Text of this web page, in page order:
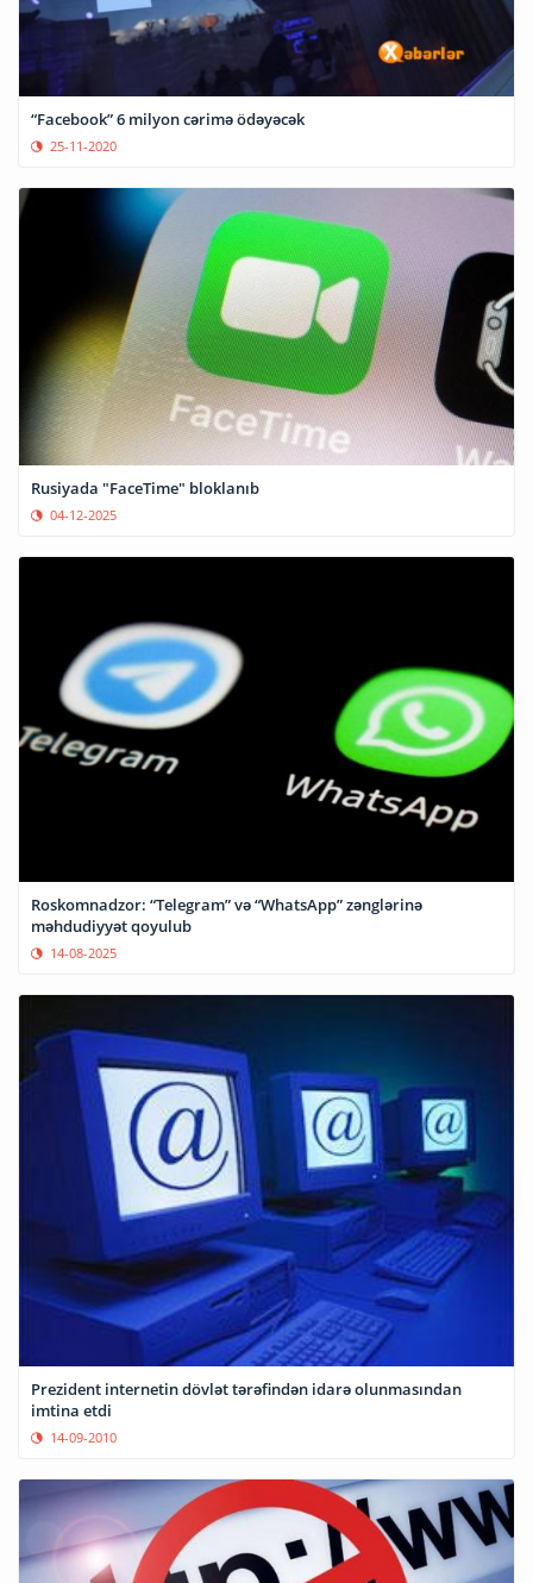
“Facebook” 6 milyon cərimə ödəyəcək
25-11-2020
Rusiyada "FaceTime" bloklanıb
04-12-2025
Roskomnadzor: “Telegram” və “WhatsApp” zənglərinə
məhdudiyyət qoyulub
14-08-2025
Prezident internetin dövlət tərəfindən idarə olunmasından
imtina etdi
14-09-2010